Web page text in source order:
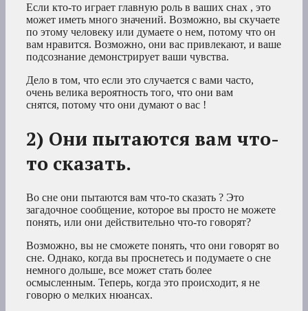
Если кто-то играет главную роль в ваших снах , это
может иметь много значений. Возможно, вы скучаете
по этому человеку или думаете о нем, потому что он
вам нравится. Возможно, они вас привлекают, и ваше
подсознание демонстрирует ваши чувства.
Дело в том, что если это случается с вами часто,
очень велика вероятность того, что они вам
снятся, потому что они думают о вас !
2) Они пытаются вам что-
то сказать.
Во сне они пытаются вам что-то сказать ? Это
загадочное сообщение, которое вы просто не можете
понять, или они действительно что-то говорят?
Возможно, вы не сможете понять, что они говорят во
сне. Однако, когда вы проснетесь и подумаете о сне
немного дольше, все может стать более
осмысленным. Теперь, когда это происходит, я не
говорю о мелких нюансах.